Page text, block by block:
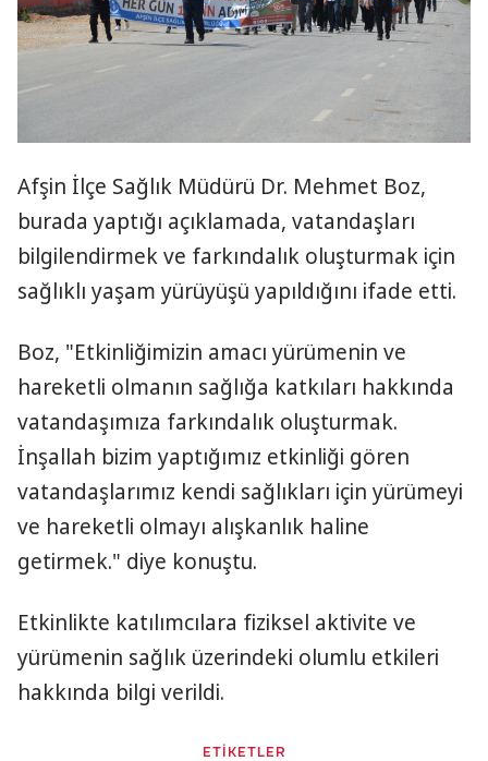
Afşin İlçe Sağlık Müdürü Dr. Mehmet Boz,
burada yaptığı açıklamada, vatandaşları
bilgilendirmek ve farkındalık oluşturmak için
sağlıklı yaşam yürüyüşü yapıldığını ifade etti.
Boz, "Etkinliğimizin amacı yürümenin ve
hareketli olmanın sağlığa katkıları hakkında
vatandaşımıza farkındalık oluşturmak.
İnşallah bizim yaptığımız etkinliği gören
vatandaşlarımız kendi sağlıkları için yürümeyi
ve hareketli olmayı alışkanlık haline
getirmek." diye konuştu.
Etkinlikte katılımcılara fiziksel aktivite ve
yürümenin sağlık üzerindeki olumlu etkileri
hakkında bilgi verildi.
ETİKETLER